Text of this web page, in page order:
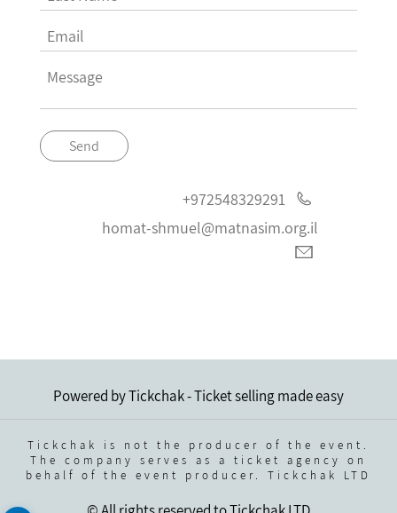
Send
+972548329291
homat-shmuel@matnasim.org.il
Powered by Tickchak - Ticket selling made easy
Tickchak is not the producer of the event.
The company serves as a ticket agency on
behalf of the event producer. Tickchak LTD